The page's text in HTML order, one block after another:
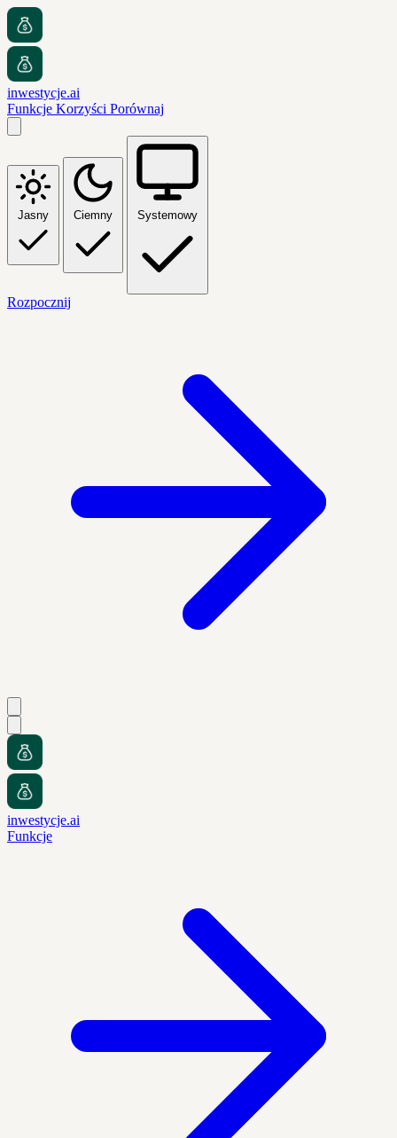
inwestycje.ai
Funkcje Korzyści Porównaj
Jasny Ciemny Systemowy
Rozpocznij
inwestycje.ai
Funkcje